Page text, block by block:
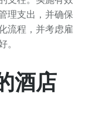
理支出，并确保
流程，并考虑雇
酒店